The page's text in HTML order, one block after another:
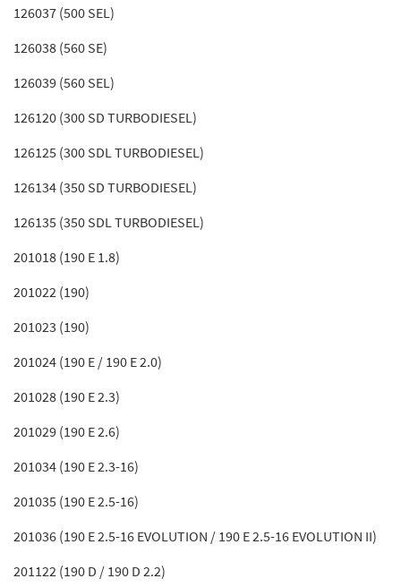
126037 (500 SEL)
126038 (560 SE)
126039 (560 SEL)
126120 (300 SD TURBODIESEL)
126125 (300 SDL TURBODIESEL)
126134 (350 SD TURBODIESEL)
126135 (350 SDL TURBODIESEL)
201018 (190 E 1.8)
201022 (190)
201023 (190)
201024 (190 E / 190 E 2.0)
201028 (190 E 2.3)
201029 (190 E 2.6)
201034 (190 E 2.3-16)
201035 (190 E 2.5-16)
201036 (190 E 2.5-16 EVOLUTION / 190 E 2.5-16 EVOLUTION II)
201122 (190 D / 190 D 2.2)